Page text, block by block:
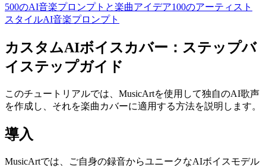
500のAI音楽プロンプトと楽曲アイデア100のアーティスト
スタイルAI音楽プロンプト
カスタムAIボイスカバー：ステップバ
イステップガイド
このチュートリアルでは、MusicArtを使用して独自のAI歌声
を作成し、それを楽曲カバーに適用する方法を説明します。
導入
MusicArtでは、ご自身の録音からユニークなAIボイスモデル